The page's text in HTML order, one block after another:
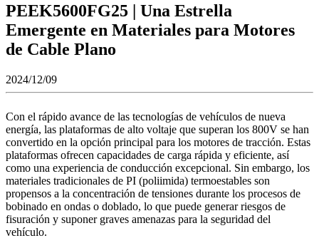
PEEK5600FG25 | Una Estrella
Emergente en Materiales para Motores
de Cable Plano
2024/12/09
Con el rápido avance de las tecnologías de vehículos de nueva
energía, las plataformas de alto voltaje que superan los 800V se han
convertido en la opción principal para los motores de tracción. Estas
plataformas ofrecen capacidades de carga rápida y eficiente, así
como una experiencia de conducción excepcional. Sin embargo, los
materiales tradicionales de PI (poliimida) termoestables son
propensos a la concentración de tensiones durante los procesos de
bobinado en ondas o doblado, lo que puede generar riesgos de
fisuración y suponer graves amenazas para la seguridad del
vehículo.